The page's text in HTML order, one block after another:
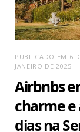
PUBLICADO EM 6
JANEIRO DE 2025
Airbnbs
charme e
dias na